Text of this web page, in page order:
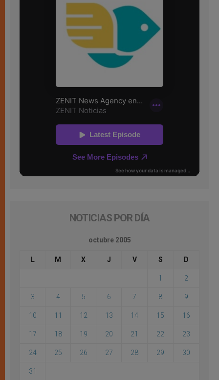
NOTICIAS POR DÍA
octubre 2005
L M X J V S D
1 2
3 4 5 6 7 8 9
10 11 12 13 14 15 16
17 18 19 20 21 22 23
24 25 26 27 28 29 30
31